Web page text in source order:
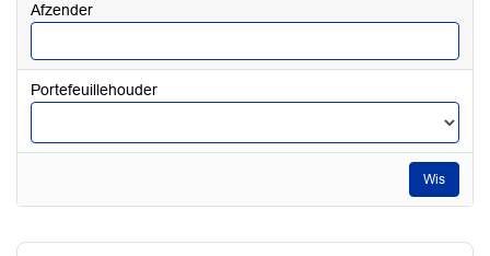
Afzender
Portefeuillehouder
Wis